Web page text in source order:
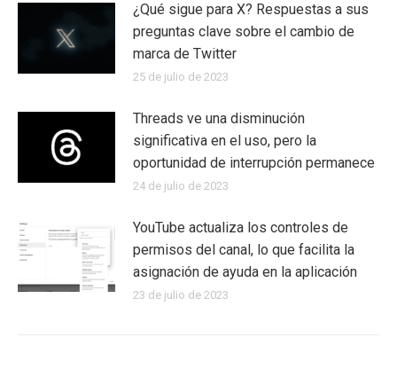
¿Qué sigue para X? Respuestas a sus
preguntas clave sobre el cambio de
marca de Twitter
25 de julio de 2023
Threads ve una disminución
significativa en el uso, pero la
oportunidad de interrupción permanece
24 de julio de 2023
YouTube actualiza los controles de
permisos del canal, lo que facilita la
asignación de ayuda en la aplicación
23 de julio de 2023